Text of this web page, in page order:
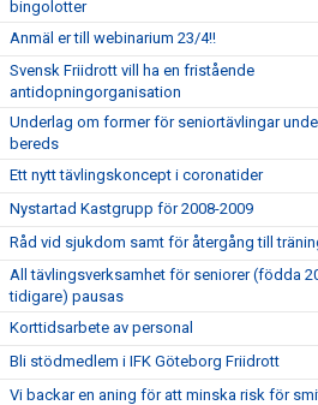
bingolotter
Anmäl er till webinarium 23/4!!
Svensk Friidrott vill ha en fristående
antidopningorganisation
Underlag om former för seniortävlingar
bereds
Ett nytt tävlingskoncept i coronatider
Nystartad Kastgrupp för 2008-2009
Råd vid sjukdom samt för återgång till
All tävlingsverksamhet för seniorer (födda
tidigare) pausas
Korttidsarbete av personal
Bli stödmedlem i IFK Göteborg Friidrott
Vi backar en aning för att minska risk för